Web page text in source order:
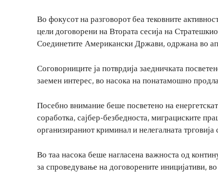
Во фокусот на разговорот беа тековните
цели договорени на Втората сесија на
Соединетите Американски Држави, одржана во
Соговорниците ја потврдија заедничката
заемен интерес, во насока на понатамошно
Посебно внимание беше посветено на
соработка, сајбер-безбедноста, миграциските
организираниот криминал и нелегалната
Во таа насока беше нагласена важноста од
за спроведување на договорените иницијативи,